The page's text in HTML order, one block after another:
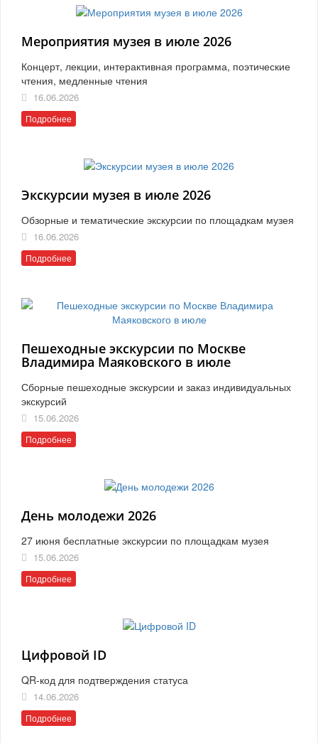
Мероприятия музея в июле 2026
Концерт, лекции, интерактивная программа, поэтические
чтения, медленные чтения
16.06.2026
Подробнее
Экскурсии музея в июле 2026
Обзорные и тематические экскурсии по площадкам музея
16.06.2026
Подробнее
Пешеходные экскурсии по Москве
Владимира Маяковского в июле
Сборные пешеходные экскурсии и заказ индивидуальных
экскурсий
15.06.2026
Подробнее
День молодежи 2026
27 июня бесплатные экскурсии по площадкам музея
15.06.2026
Подробнее
Цифровой ID
QR-код для подтверждения статуса
14.06.2026
Подробнее